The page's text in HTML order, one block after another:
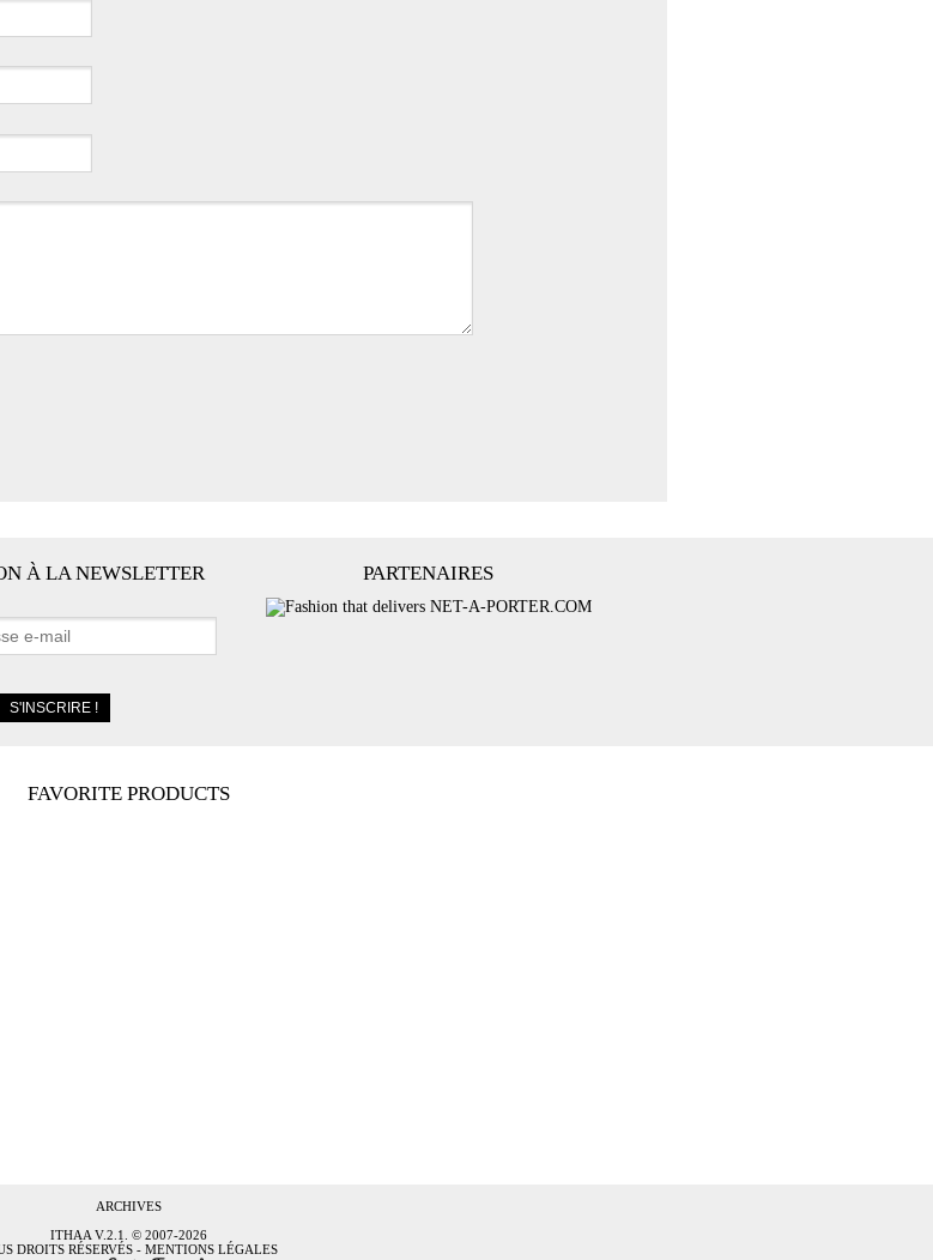
À LA NEWSLETTER PARTENAIRES
FAVORITE PRODUCTS
ARCHIVES
ITHAAV.2.1. © 2007-2026
DROITS RÉSERVÉS - MENTIONS LÉGALES